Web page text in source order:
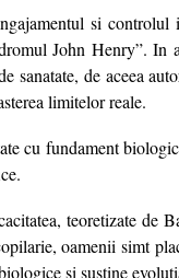
si
John Henry”.
sanatate, de aceea
limitelor reale.
cu fundament
teoretizate de
oamenii simt
si sustine